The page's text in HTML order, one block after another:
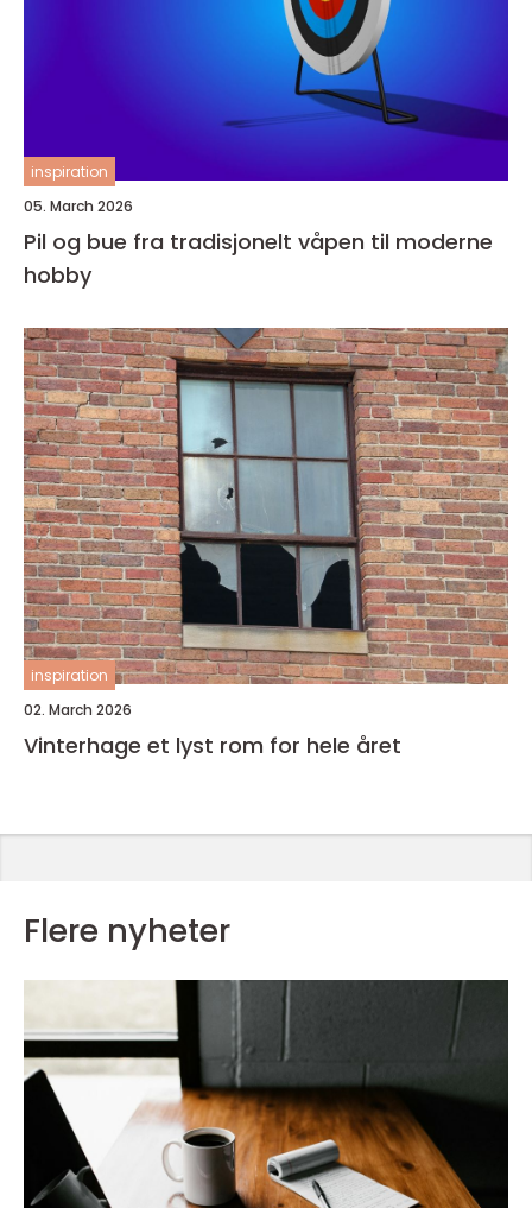
inspiration
05. March 2026
Pil og bue fra tradisjonelt våpen til moderne
hobby
inspiration
02. March 2026
Vinterhage et lyst rom for hele året
Flere nyheter